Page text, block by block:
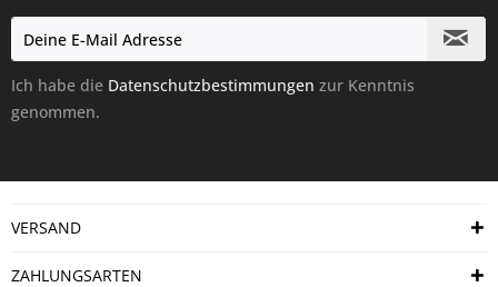
Ich habe die Datenschutzbestimmungen zur Kenntnis
genommen.
VERSAND
ZAHLUNGSARTEN